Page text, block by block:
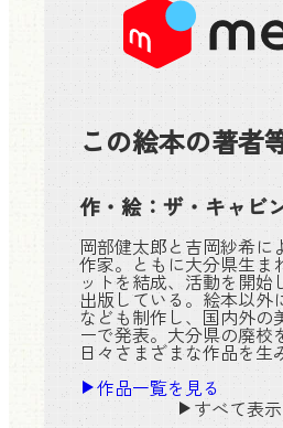
この絵本の著者
作・絵： ザ・キャビ
岡部健太郎と吉岡紗希に
作家。ともに大分県生ま
ットを結成、活動を開始
出版している。絵本以外
なども制作し、国内外の
ーで発表。大分県の廃校
日々さまざまな作品を生
作品一覧を見る
すべて表